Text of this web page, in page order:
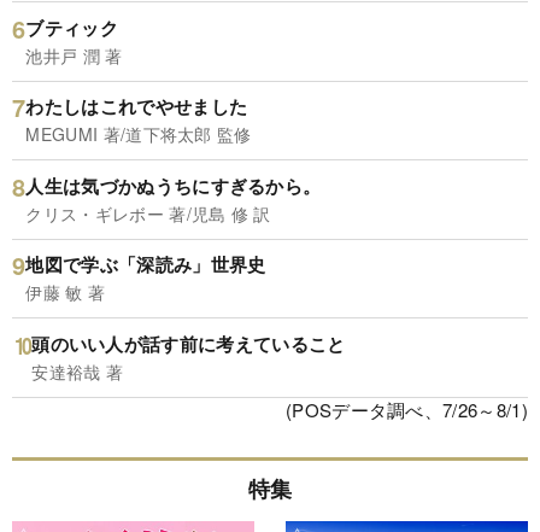
ブティック
池井戸 潤 著
わたしはこれでやせました
MEGUMI 著/道下将太郎 監修
人生は気づかぬうちにすぎるから。
クリス・ギレボー 著/児島 修 訳
地図で学ぶ「深読み」世界史
伊藤 敏 著
頭のいい人が話す前に考えていること
安達裕哉 著
(POSデータ調べ、7/26～8/1)
特集